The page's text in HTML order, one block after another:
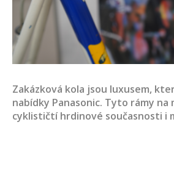
Zakázková kola jsou luxusem,
nabídky Panasonic. Tyto rámy na
cyklističtí hrdinové současnosti i